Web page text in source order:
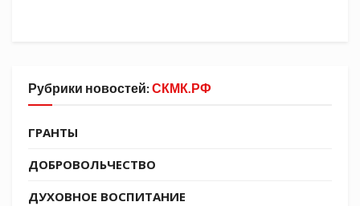
Рубрики новостей:СКМК.РФ
ГРАНТЫ
ДОБРОВОЛЬЧЕСТВО
ДУХОВНОЕ ВОСПИТАНИЕ